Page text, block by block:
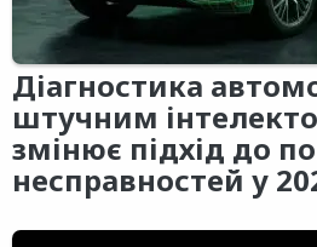
Діагностика
штучним
змінює підхід до
несправностей у